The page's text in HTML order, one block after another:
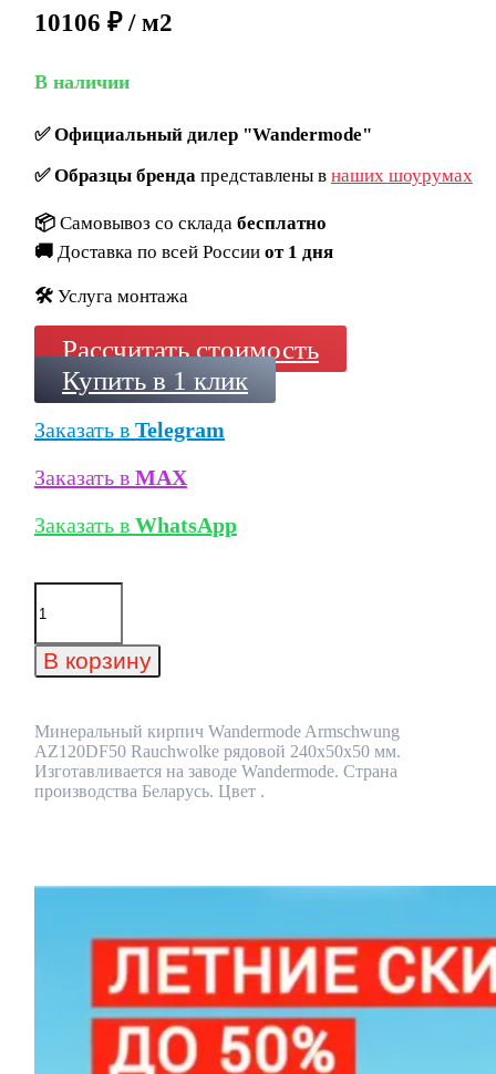
10106 ₽ / м2
В наличии
✅Официальный дилер "Wandermode"
✅Образцы брендапредставлены в наших шоурумах
📦 Самовывоз со склада бесплатно
🚚 Доставка по всей России от 1 дня
🛠️ Услуга монтажа
Рассчитать стоимость
Купить в 1 клик
Заказать в Telegram
Заказать в MAX
Заказать в WhatsApp
Количество
товара
кирпич
Wandermode
Rauchwolke
рядовой
240x50x50
мм
В корзину
Минеральный кирпич Wandermode Armschwung
AZ120DF50 Rauchwolke рядовой 240x50x50 мм.
Изготавливается на заводе Wandermode. Страна
производства Беларусь. Цвет .